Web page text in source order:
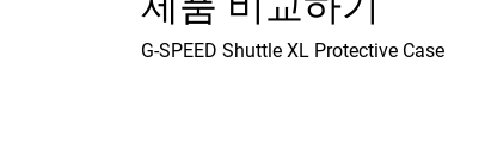
G-SPEED Shuttle XL Protective Case